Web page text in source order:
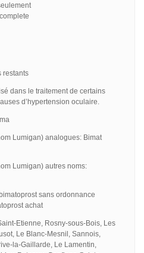
restants
dans le traitement de certains
d’hypertension oculaire.
Lumigan) analogues: Bimat
Lumigan) autres noms:
sans ordonnance
achat
Etienne, Rosny-sous-Bois, Les
Le Blanc-Mesnil, Sannois,
la-Gaillarde, Le Lamentin,